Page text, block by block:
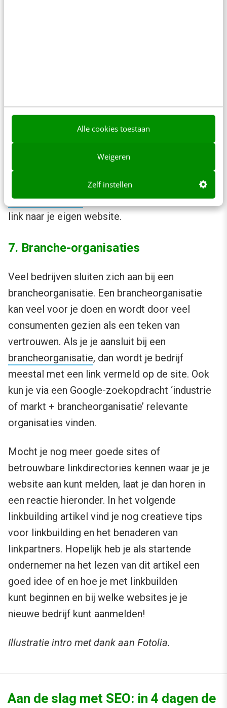
Alle cookies toestaan
Weigeren
Zelf instellen
website je bedrijf meer kwaad dan goed doet.
6. Openingstijden
Als je een fysieke winkel hebt, dan kun je de
openingstijden van je bedrijf aanmelden bij
Openingstijden.nlen genereer je meteen een
link naar je eigen website.
7. Branche-organisaties
Veel bedrijven sluiten zich aan bij een
brancheorganisatie. Een brancheorganisatie
kan veel voor je doen en wordt door veel
consumenten gezien als een teken van
vertrouwen. Als je je aansluit bij een
brancheorganisatie, dan wordt je bedrijf
meestal met een link vermeld op de site. Ook
kun je via een Google-zoekopdracht ‘industrie
of markt + brancheorganisatie’ relevante
organisaties vinden.
Mocht je nog meer goede sites of
betrouwbare linkdirectories kennen waar je je
website aan kunt melden, laat je dan horen in
een reactie hieronder. In het volgende
linkbuilding artikel vind je nog creatieve tips
voor linkbuilding en het benaderen van
linkpartners. Hopelijk heb je als startende
ondernemer na het lezen van dit artikel een
goed idee of en hoe je met linkbuilden
kunt beginnen en bij welke websites je je
nieuwe bedrijf kunt aanmelden!
Illustratie intro met dank aan Fotolia.
Aan de slag met SEO: in 4 dagen de